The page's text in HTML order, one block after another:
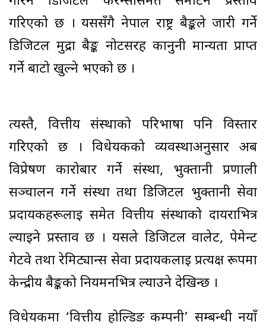
गरिएको छ । यससँगै नेपाल राष्ट्र बैङ्कले जारी गर्ने
डिजिटल मुद्रा बैङ्क नोटसरह कानुनी मान्यता प्राप्त
गर्ने बाटो खुल्ने भएको छ ।
त्यस्तै, वित्तीय संस्थाको परिभाषा पनि विस्तार
गरिएको छ । विधेयकको व्यवस्थाअनुसार अब
विप्रेषण कारोबार गर्ने संस्था, भुक्तानी प्रणाली
सञ्चालन गर्ने संस्था तथा डिजिटल भुक्तानी सेवा
प्रदायकहरूलाई समेत वित्तीय संस्थाको दायराभित्र
ल्याइने प्रस्ताव छ । यसले डिजिटल वालेट, पेमेन्ट
गेटवे तथा रेमिट्यान्स सेवा प्रदायकलाई प्रत्यक्ष रूपमा
केन्द्रीय बैङ्कको नियमनभित्र ल्याउने देखिन्छ ।
विधेयकमा ‘वित्तीय होल्डिङ कम्पनी’ सम्बन्धी नयाँ